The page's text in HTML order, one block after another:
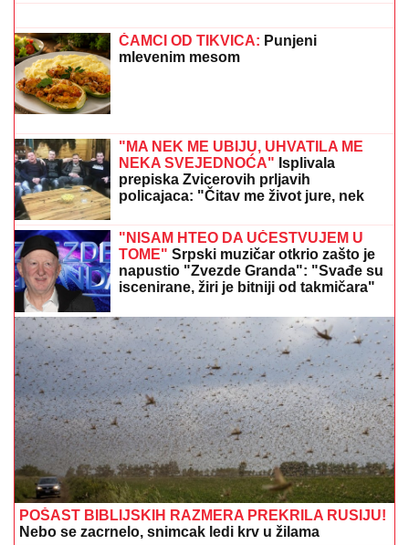
GROCKOJ NAKON RASKIDA SA
JOVANOM JEREMIĆ Ovako sada
izgleda, mlađa devojka se pita za sve
Žena Mikija Đuričića se bavi OZBILJNIM POSLOM
Angelina radi na dva mesta i ne eksponira se javno:
"Jako je sposobna"
DRAGAN STANKOVIĆ VERIO
DEVOJKU ALEKSANDRU NA SVOM
ROĐENDANUBivši dečko Jovane
Jeremić srećniji nego ikada, zgodna
plavuša rekla "da"
Paparaco: Nemanja Stevanović
USLIKAN U Crnoj Gori, ostvario
DEČAČKI SAN da živi pored mora!
(VIDEO)